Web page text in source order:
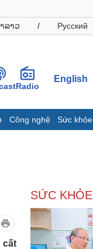
ລາວ / Русский
Radio
English
Công nghệ Sức khỏe
nghiệp
cất
SỨC KHỎE